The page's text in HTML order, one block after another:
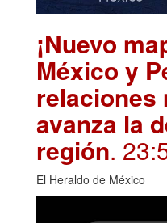
¡Nuevo
México y
relaciones
avanza la
región.
El Heraldo de México